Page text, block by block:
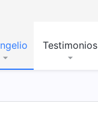
Testimonios